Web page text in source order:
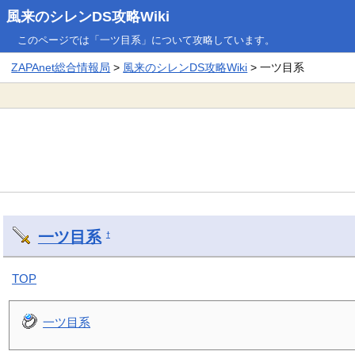
風来のシレンDS攻略Wiki
このページでは「一ツ目系」について攻略しています。
ZAPAnet総合情報局 > 風来のシレンDS攻略Wiki > 一ツ目系
一ツ目系 †
TOP
一ツ目系